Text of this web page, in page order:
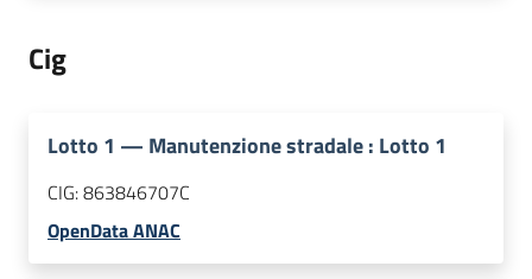
Cig
Lotto 1 — Manutenzione stradale : Lotto 1
CIG:863846707C
OpenData ANAC